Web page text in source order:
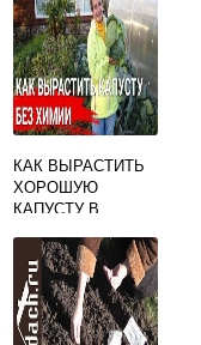
КАК ВЫРАСТИТЬ
ХОРОШУЮ
КАПУСТУ В
ГРУНТЕ